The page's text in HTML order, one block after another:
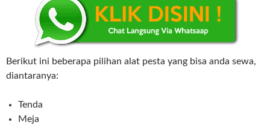
Berikut ini beberapa pilihan alat pesta yang bisa anda sewa,
diantaranya:
Tenda
Meja